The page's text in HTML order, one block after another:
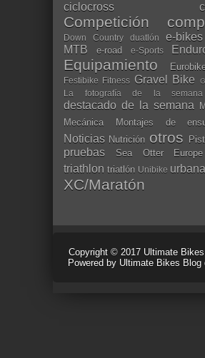
ciclocross
Competición
Down Country duatlón e-bikes
MTB
e-road e-Sports
Equipamiento
Festibike Fitness Gravel Bike
La fotografía de la semana
destacado de la semana
Mecánica
Montajes de
Noticias Nutrición otros
pruebas Sea Otter Europe
triathlon triatlón Unibike
XC/Maratón
Copyright © 2017 Ultimate
Powered by Ultimate Bikes Blog